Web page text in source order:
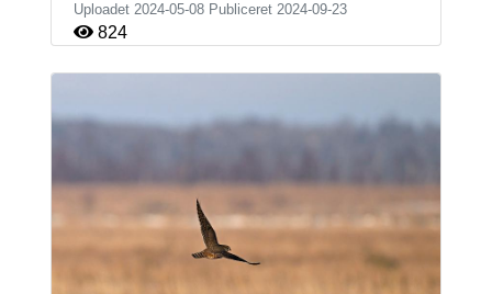
Uploadet 2024-05-08 Publiceret 2024-09-23
824